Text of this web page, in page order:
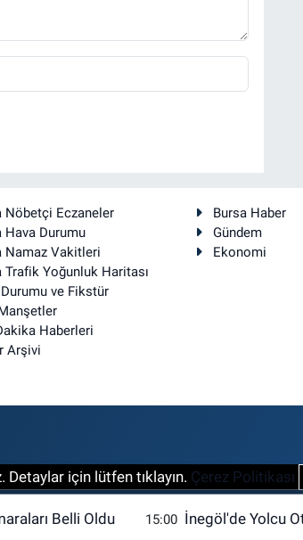
Nöbetçi Eczaneler
Hava Durumu
Namaz Vakitleri
Trafik Yoğunluk Haritası
ve Fikstür
Haberleri
Arşivi
Bursa Haber
Gündem
Ekonomi
için lütfen tıklayın. Çerez Politikası
Belli Oldu 15:00 İnegöl'de Yolcu